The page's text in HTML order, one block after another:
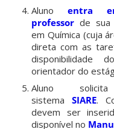
Alunoentra
professor de sua
em Química (cuja
direta com as
orientador do
Aluno
sistema SIARE.
devem ser
disponível no